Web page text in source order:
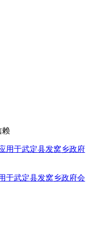
赖
于武定县发窝乡政府会